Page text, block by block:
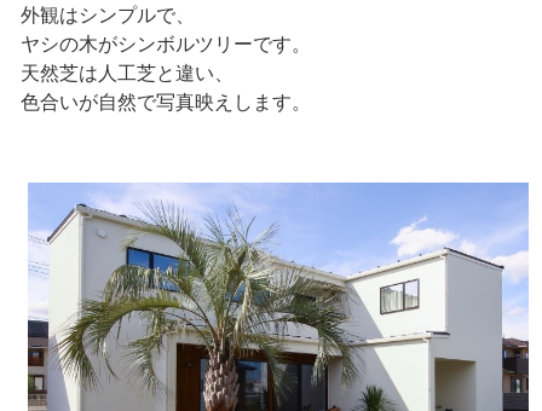
外観はシンプルで、
ヤシの木がシンボルツリーです。
天然芝は人工芝と違い、
色合いが自然で写真映えします。